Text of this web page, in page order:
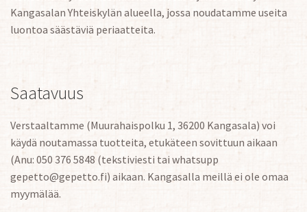
Kangasalan Yhteiskylän alueella, jossa noudatamme useita
luontoa säästäviä periaatteita.
Saatavuus
Verstaaltamme (Muurahaispolku 1, 36200 Kangasala) voi
käydä noutamassa tuotteita, etukäteen sovittuun aikaan
(Anu: 050 376 5848 (tekstiviesti tai whatsupp
gepetto@gepetto.fi) aikaan. Kangasalla meillä ei ole omaa
myymälää.